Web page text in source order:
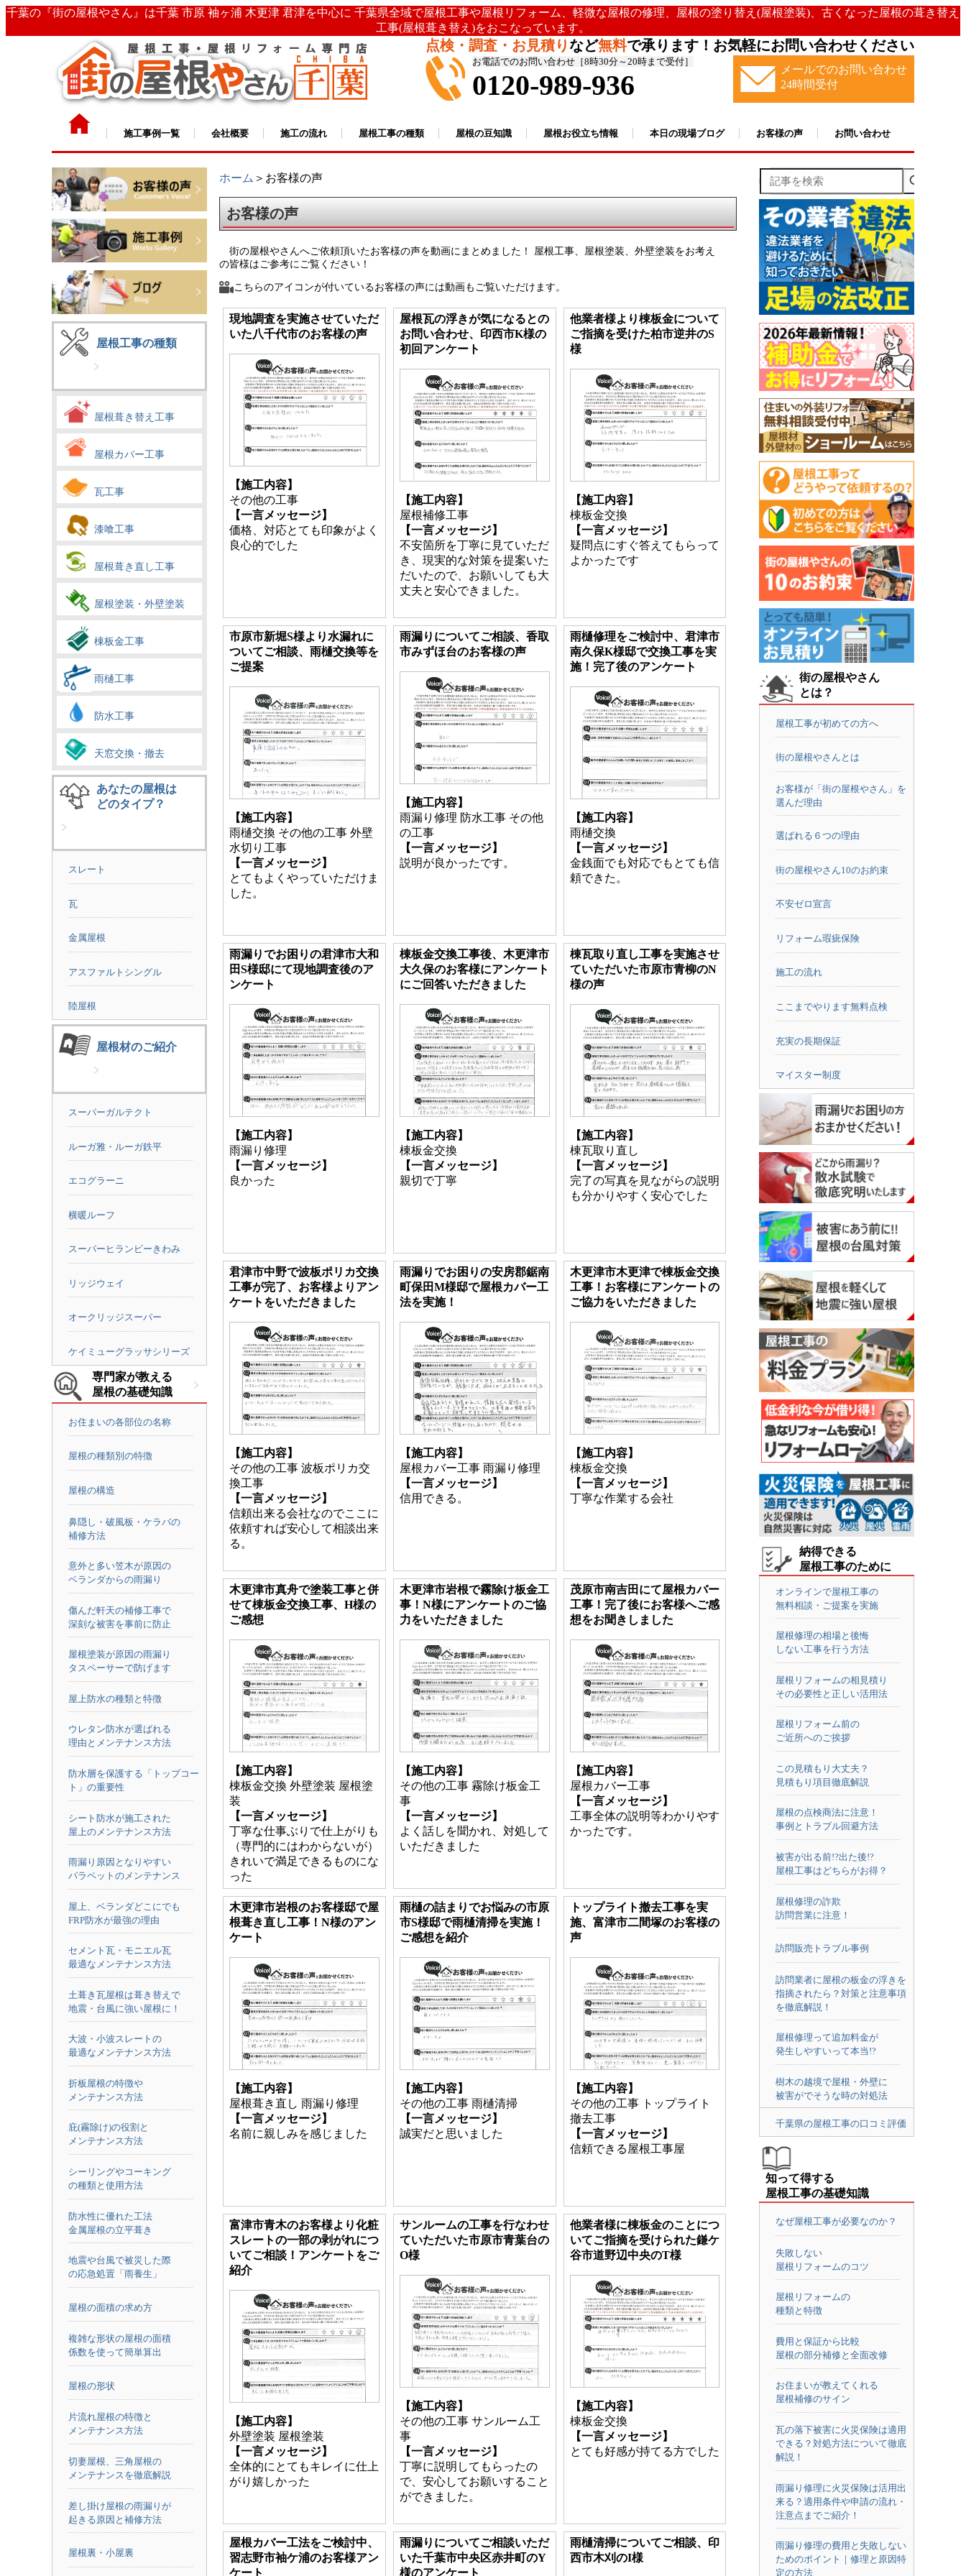
千葉の『街の屋根やさん』は千葉 市原 袖ヶ浦 木更津 君津を中心に 千葉県全域で屋根工事や屋根リフォーム、軽微な屋根の修理、屋根の塗り替え(屋根塗装)、古くなった屋根の葺き替え
工事(屋根葺き替え)をおこなっています。
点検・調査・お見積りなど無料で承ります！お気軽にお問い合わせください
お電話でのお問い合わせ［8時30分～20時まで受付］
0120-989-936
メールでのお問い合わせ
24時間受付
施工事例一覧 会社概要 施工の流れ 屋根工事の種類 屋根の豆知識 屋根お役立ち情報 本日の現場ブログ お客様の声 お問い合わせ
屋根工事の種類
屋根葺き替え工事
屋根カバー工事
瓦工事
漆喰工事
屋根葺き直し工事
屋根塗装・外壁塗装
棟板金工事
雨樋工事
防水工事
天窓交換・撤去
あなたの屋根は
どのタイプ？
スレート
瓦
金属屋根
アスファルトシングル
陸屋根
屋根材のご紹介
スーパーガルテクト
ルーガ雅・ルーガ鉄平
エコグラーニ
横暖ルーフ
スーパーヒランビーきわみ
リッジウェイ
オークリッジスーパー
ケイミューグラッサシリーズ
専門家が教える
屋根の基礎知識
お住まいの各部位の名称
屋根の種類別の特徴
屋根の構造
鼻隠し・破風板・ケラバの
補修方法
意外と多い笠木が原因の
ベランダからの雨漏り
傷んだ軒天の補修工事で
深刻な被害を事前に防止
屋根塗装が原因の雨漏り
タスペーサーで防げます
屋上防水の種類と特徴
ウレタン防水が選ばれる
理由とメンテナンス方法
防水層を保護する「トップコー
ト」の重要性
シート防水が施工された
屋上のメンテナンス方法
雨漏り原因となりやすい
パラペットのメンテナンス
屋上、ベランダどこにでも
FRP防水が最強の理由
セメント瓦・モニエル瓦
最適なメンテナンス方法
土葺き瓦屋根は葺き替えで
地震・台風に強い屋根に！
大波・小波スレートの
最適なメンテナンス方法
折板屋根の特徴や
メンテナンス方法
庇(霧除け)の役割と
メンテナンス方法
シーリングやコーキング
の種類と使用方法
防水性に優れた工法
金属屋根の立平葺き
地震や台風で被災した際
の応急処置「雨養生」
屋根の面積の求め方
複雑な形状の屋根の面積
係数を使って簡単算出
屋根の形状
片流れ屋根の特徴と
メンテナンス方法
切妻屋根、三角屋根の
メンテナンスを徹底解説
差し掛け屋根の雨漏りが
起きる原因と補修方法
屋根裏・小屋裏
ホーム ＞お客様の声
お客様の声
街の屋根やさんへご依頼頂いたお客様の声を動画にまとめました！ 屋根工事、屋根塗装、外壁塗装をお考え
の皆様はご参考にご覧ください！
こちらのアイコンが付いているお客様の声には動画もご覧いただけます。
現地調査を実施させていただ
いた八千代市のお客様の声
【施工内容】
その他の工事
【一言メッセージ】
価格、対応とても印象がよく
良心的でした
屋根瓦の浮きが気になるとの
お問い合わせ、印西市K様の
初回アンケート
【施工内容】
屋根補修工事
【一言メッセージ】
不安箇所を丁寧に見ていただ
き、現実的な対策を提案いた
だいたので、お願いしても大
丈夫と安心できました。
他業者様より棟板金について
ご指摘を受けた柏市逆井のS
様
【施工内容】
棟板金交換
【一言メッセージ】
疑問点にすぐ答えてもらって
よかったです
市原市新堀S様より水漏れに
ついてご相談、雨樋交換等を
ご提案
【施工内容】
雨樋交換 その他の工事 外壁
水切り工事
【一言メッセージ】
とてもよくやっていただけま
した。
雨漏りについてご相談、香取
市みずほ台のお客様の声
【施工内容】
雨漏り修理 防水工事 その他
の工事
【一言メッセージ】
説明が良かったです。
雨樋修理をご検討中、君津市
南久保K様邸で交換工事を実
施！完了後のアンケート
【施工内容】
雨樋交換
【一言メッセージ】
金銭面でも対応でもとても信
頼できた。
雨漏りでお困りの君津市大和
田S様邸にて現地調査後のア
ンケート
【施工内容】
雨漏り修理
【一言メッセージ】
良かった
棟板金交換工事後、木更津市
大久保のお客様にアンケート
にご回答いただきました
【施工内容】
棟板金交換
【一言メッセージ】
親切で丁寧
棟瓦取り直し工事を実施させ
ていただいた市原市青柳のN
様の声
【施工内容】
棟瓦取り直し
【一言メッセージ】
完了の写真を見ながらの説明
も分かりやすく安心でした
君津市中野で波板ポリカ交換
工事が完了、お客様よりアン
ケートをいただきました
【施工内容】
その他の工事 波板ポリカ交
換工事
【一言メッセージ】
信頼出来る会社なのでここに
依頼すれば安心して相談出来
る。
雨漏りでお困りの安房郡鋸南
町保田M様邸で屋根カバー工
法を実施！
【施工内容】
屋根カバー工事 雨漏り修理
【一言メッセージ】
信用できる。
木更津市木更津で棟板金交換
工事！お客様にアンケートの
ご協力をいただきました
【施工内容】
棟板金交換
【一言メッセージ】
丁寧な作業する会社
木更津市真舟で塗装工事と併
せて棟板金交換工事、H様の
ご感想
【施工内容】
棟板金交換 外壁塗装 屋根塗
装
【一言メッセージ】
丁寧な仕事ぶりで仕上がりも
（専門的にはわからないが）
きれいで満足できるものにな
った
木更津市岩根で霧除け板金工
事！N様にアンケートのご協
力をいただきました
【施工内容】
その他の工事 霧除け板金工
事
【一言メッセージ】
よく話しを聞かれ、対処して
いただきました
茂原市南吉田にて屋根カバー
工事！完了後にお客様へご感
想をお聞きしました
【施工内容】
屋根カバー工事
【一言メッセージ】
工事全体の説明等わかりやす
かったです。
木更津市岩根のお客様邸で屋
根葺き直し工事！N様のアン
ケート
【施工内容】
屋根葺き直し 雨漏り修理
【一言メッセージ】
名前に親しみを感じました
雨樋の詰まりでお悩みの市原
市S様邸で雨樋清掃を実施！
ご感想を紹介
【施工内容】
その他の工事 雨樋清掃
【一言メッセージ】
誠実だと思いました
トップライト撤去工事を実
施、富津市二間塚のお客様の
声
【施工内容】
その他の工事 トップライト
撤去工事
【一言メッセージ】
信頼できる屋根工事屋
富津市青木のお客様より化粧
スレートの一部の剥がれにつ
いてご相談！アンケートをご
紹介
【施工内容】
外壁塗装 屋根塗装
【一言メッセージ】
全体的にとてもキレイに仕上
がり嬉しかった
サンルームの工事を行なわせ
ていただいた市原市青葉台の
O様
【施工内容】
その他の工事 サンルーム工
事
【一言メッセージ】
丁寧に説明してもらったの
で、安心してお願いすること
ができました。
他業者様に棟板金のことにつ
いてご指摘を受けられた鎌ケ
谷市道野辺中央のT様
【施工内容】
棟板金交換
【一言メッセージ】
とても好感が持てる方でした
屋根カバー工法をご検討中、
習志野市袖ケ浦のお客様アン
ケート
雨漏りについてご相談いただ
いた千葉市中央区赤井町のY
様のアンケート
雨樋清掃についてご相談、印
西市木刈のI様
記事を検索
街の屋根やさん
とは？
屋根工事が初めての方へ
街の屋根やさんとは
お客様が「街の屋根やさん」を
選んだ理由
選ばれる６つの理由
街の屋根やさん10のお約束
不安ゼロ宣言
リフォーム瑕疵保険
施工の流れ
ここまでやります無料点検
充実の長期保証
マイスター制度
納得できる
屋根工事のために
オンラインで屋根工事の
無料相談・ご提案を実施
屋根修理の相場と後悔
しない工事を行う方法
屋根リフォームの相見積り
その必要性と正しい活用法
屋根リフォーム前の
ご近所へのご挨拶
この見積もり大丈夫？
見積もり項目徹底解説
屋根の点検商法に注意！
事例とトラブル回避方法
被害が出る前!?出た後!?
屋根工事はどちらがお得？
屋根修理の詐欺
訪問営業に注意！
訪問販売トラブル事例
訪問業者に屋根の板金の浮きを
指摘されたら？対策と注意事項
を徹底解説！
屋根修理って追加料金が
発生しやすいって本当!?
樹木の越境で屋根・外壁に
被害がでそうな時の対処法
千葉県の屋根工事の口コミ評価
知って得する
屋根工事の基礎知識
なぜ屋根工事が必要なのか？
失敗しない
屋根リフォームのコツ
屋根リフォームの
種類と特徴
費用と保証から比較
屋根の部分補修と全面改修
お住まいが教えてくれる
屋根補修のサイン
瓦の落下被害に火災保険は適用
できる？対処方法について徹底
解説！
雨漏り修理に火災保険は活用出
来る？適用条件や申請の流れ・
注意点までご紹介！
雨漏り修理の費用と失敗しない
ためのポイント｜修理と原因特
定の方法